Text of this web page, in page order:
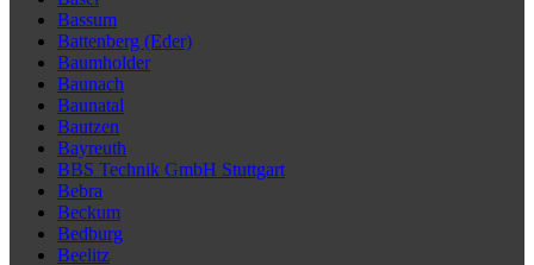
Bassum
Battenberg (Eder)
Baumholder
Baunach
Baunatal
Bautzen
Bayreuth
BBS Technik GmbH Stuttgart
Bebra
Beckum
Bedburg
Beelitz